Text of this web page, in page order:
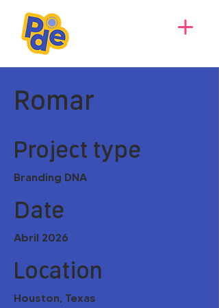
Romar
Project type
Branding DNA
Date
Abril 2026
Location
Houston, Texas